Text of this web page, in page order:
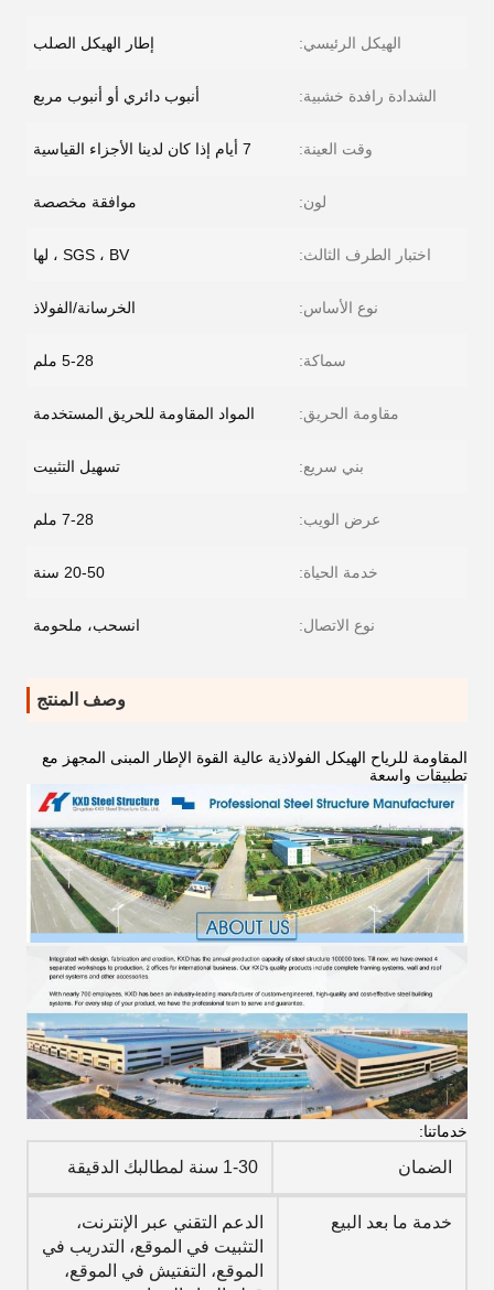
الهيكل الرئيسي: إطار الهيكل الصلب
الشدادة رافدة خشبية: أنبوب دائري أو أنبوب مربع
وقت العينة: 7 أيام إذا كان لدينا الأجزاء القياسية
لون: موافقة مخصصة
اختبار الطرف الثالث: SGS ، BV ، لها
نوع الأساس: الخرسانة/الفولاذ
سماكة: 5-28 ملم
مقاومة الحريق: المواد المقاومة للحريق المستخدمة
بني سريع: تسهيل التثبيت
عرض الويب: 7-28 ملم
خدمة الحياة: 20-50 سنة
نوع الاتصال: انسحب، ملحومة
وصف المنتج
المقاومة للرياح الهيكل الفولاذية عالية القوة الإطار المبنى المجهز مع
تطبيقات واسعة
خدماتنا:
الضمان 1-30 سنة لمطالبك الدقيقة
خدمة ما بعد البيع
الدعم التقني عبر الإنترنت،
التثبيت في الموقع، التدريب في
الموقع، التفتيش في الموقع،